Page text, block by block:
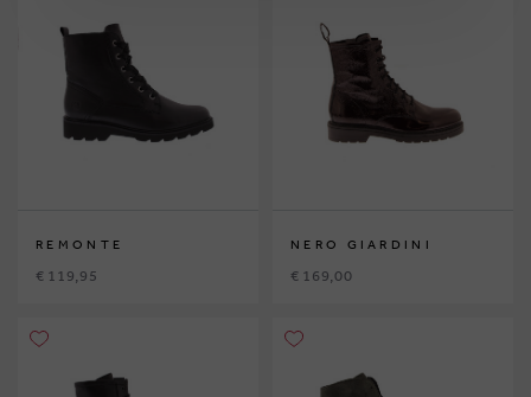
REMONTE
€ 119,95
NERO GIARDINI
€ 169,00